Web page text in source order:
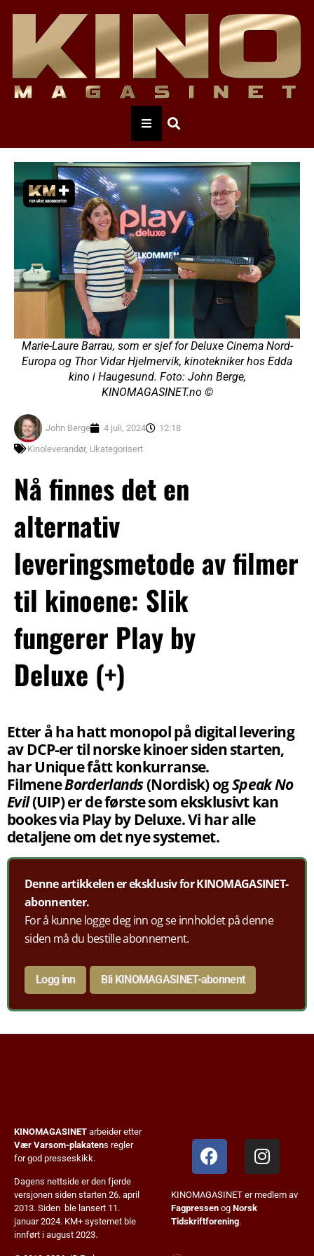
Marie-Laure Barrau, som er sjef for Deluxe Cinema Nord-
Europa og Thor Vidar Hjelmervik, kinotekniker hos Edda
kino i Haugesund. Foto: John Berge,
KINOMAGASINET.no ©
John Berge 4 juli, 2024
12:18
Kinoleverandør, Ukategorisert
Nå finnes det en
alternativ
leveringsmetode av filmer
til kinoene: Slik
fungerer Play by
Deluxe (+)
Etter å ha hatt monopol på digital levering
av DCP-er til norske kinoer siden starten,
har Unique fått konkurranse.
FilmeneBorderlands(Nordisk) ogSpeak No
Evil(UIP) er de første som eksklusivt kan
bookes via Play by Deluxe. Vi har alle
detaljene om det nye systemet.
Denne artikkelen er eksklusiv for KINOMAGASINET-
abonnenter.
For å kunne logge deg inn og se innholdet på denne
siden må du bestille abonnement.
Logg inn Bli KINOMAGASINET-abonnent
KINOMAGASINET arbeider etter
Vær Varsom-plakatens regler
for god presseskikk.
Dagens nettside er den fjerde
versjonen siden starten 26. april
2013. Siden ble lansert 11.
januar 2024. KM+ systemet ble
innført i august 2023.
KINOMAGASINET er medlem av
Fagpressen og Norsk
Tidskriftforening.